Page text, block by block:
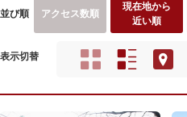
並び順 アクセス数順
現在地から
近い順
表示切替